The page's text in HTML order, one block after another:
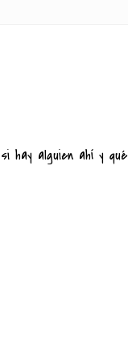
hay alguien ahí y qué